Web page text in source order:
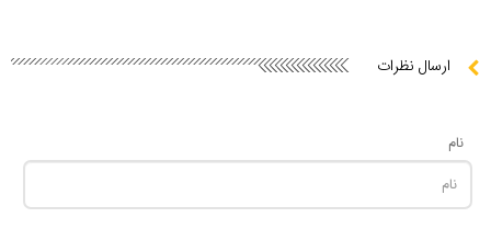
ارسال نظرات
نام